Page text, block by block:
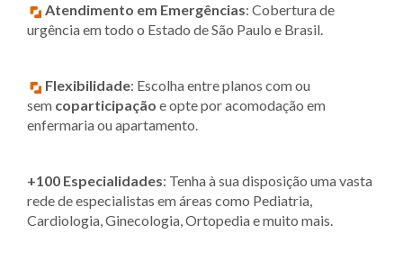
Atendimento em Emergências: Cobertura de
urgência em todo o Estado de São Paulo e Brasil.
Flexibilidade: Escolha entre planos com ou
sem coparticipação e opte por acomodação em
enfermaria ou apartamento.
+100 Especialidades: Tenha à sua disposição uma vasta
rede de especialistas em áreas como Pediatria,
Cardiologia, Ginecologia, Ortopedia e muito mais.